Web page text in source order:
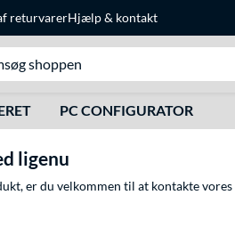
returvarerHjælp& kontakt
PC CONFIGURATOR
ligenu
er du velkommen til at kontakte